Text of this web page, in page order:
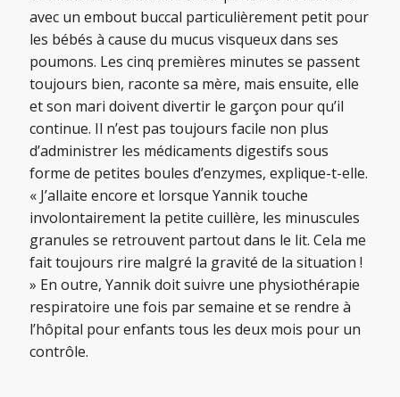
avec un embout buccal particulièrement petit pour
les bébés à cause du mucus visqueux dans ses
poumons. Les cinq premières minutes se passent
toujours bien, raconte sa mère, mais ensuite, elle
et son mari doivent divertir le garçon pour qu’il
continue. Il n’est pas toujours facile non plus
d’administrer les médicaments digestifs sous
forme de petites boules d’enzymes, explique-t-elle.
« J’allaite encore et lorsque Yannik touche
involontairement la petite cuillère, les minuscules
granules se retrouvent partout dans le lit. Cela me
fait toujours rire malgré la gravité de la situation !
» En outre, Yannik doit suivre une physiothérapie
respiratoire une fois par semaine et se rendre à
l’hôpital pour enfants tous les deux mois pour un
contrôle.